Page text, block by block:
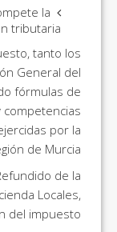
la
tributaria
tanto los
General del
fórmulas de
por la
de Murcia.
de la
Locales,
del impuesto: